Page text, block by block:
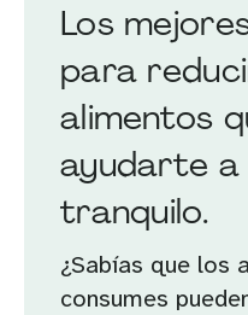
Los
para
alimentos
ayudarte
tranquilo.
¿Sabías que los
consumes